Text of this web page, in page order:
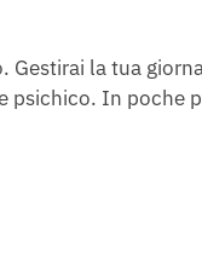
la tua
In poche